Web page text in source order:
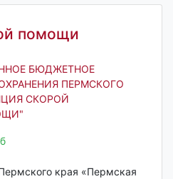
помощи
БЮДЖЕТНОЕ
ПЕРМСКОГО
СКОРОЙ
края «Пермская